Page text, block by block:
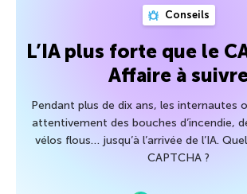
Conseils
L’IA plus forte que le
Affaire à
Pendant plus de dix ans, les internautes
attentivement des bouches d’incendie,
vélos flous… jusqu’à l’arrivée de l’IA.
CAPTCHA ?